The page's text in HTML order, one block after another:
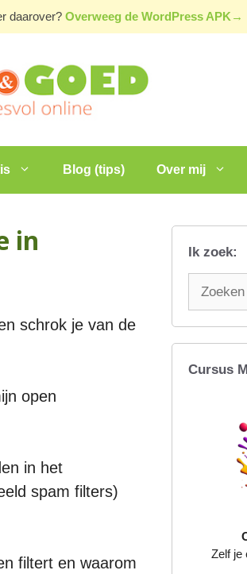
daarover? Overweeg de WordPress APK→
Blog (tips) Over mij
in
schrok je van de
open
in het
spam filters)
filtert en waarom
Ik zoek:
Cursus
Zelf je